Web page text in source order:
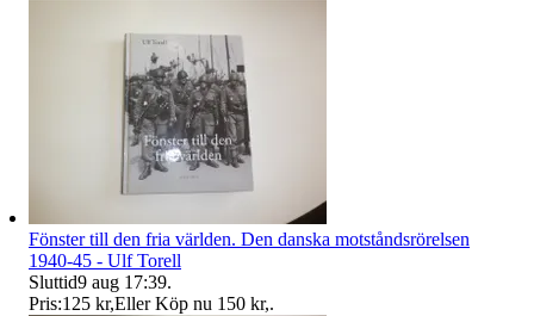
Fönster till den fria världen. Den danska motståndsrörelsen
1940-45 - Ulf Torell
Sluttid9 aug 17:39.
Pris:125 kr,Eller Köp nu 150 kr,.